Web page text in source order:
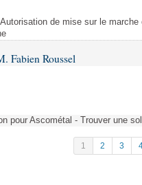
de mise sur le
Fabien Roussel
pour Ascométal - Trouver une
1 2 3